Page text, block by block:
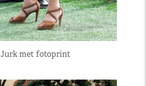
Jurk met fotoprint